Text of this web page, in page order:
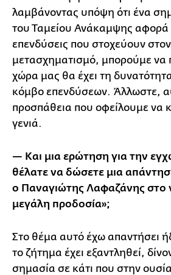
λαμβάνοντας υπόψη ότι ένα
του Ταμείου Ανάκαμψης αφορά
επενδύσεις που στοχεύουν
μετασχηματισμό, μπορούμε να
χώρα μας θα έχει τη
κόμβο επενδύσεων. Άλλωστε,
προσπάθεια που οφείλουμε να
γενιά.
— Και μια ερώτηση για την
θέλατε να δώσετε μια
ο Παναγιώτης Λαφαζάνης στο
μεγάλη προδοσία»;
Στο θέμα αυτό έχω απαντήσει
το ζήτημα έχει εξαντληθεί,
σημασία σε κάτι που στην ουσία